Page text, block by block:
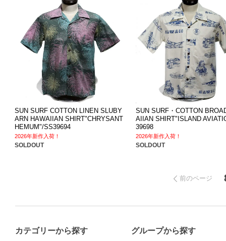
SUN SURF COTTON LINEN SLUBY
ARN HAWAIIAN SHIRT"CHRYSANT
HEMUM"/SS39694
2026年新作入荷！
SOLDOUT
SUN SURF・COTTON
AIIAN SHIRT"ISLAND
39698
2026年新作入荷！
SOLDOUT
前のページ
カテゴリーから探す グループから探す